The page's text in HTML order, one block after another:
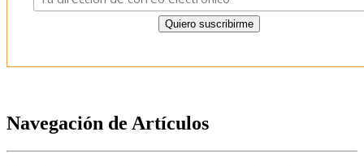
Navegación de Artículos